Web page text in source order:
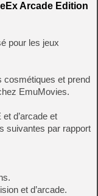
Arcade Edition
pour les jeux
cosmétiques et prend
EmuMovies.
d’arcade et
suivantes par rapport
et d’arcade.